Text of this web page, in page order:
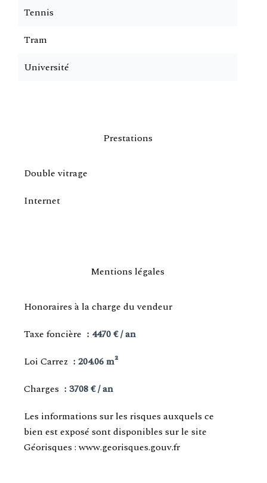
Tennis
Tram
Université
Prestations
Double vitrage
Internet
Mentions légales
Honoraires à la charge du vendeur
Taxe foncière
4470 € / an
Loi Carrez
204.06 m²
Charges
3708 € / an
Les informations sur les risques auxquels ce
bien est exposé sont disponibles sur le site
Géorisques : www.georisques.gouv.fr